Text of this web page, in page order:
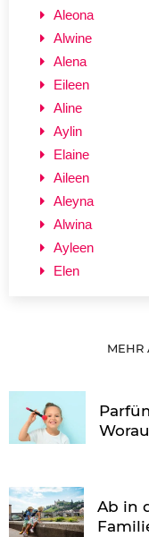
Aleona
Alwine
Alena
Eileen
Aline
Aylin
Elaine
Aileen
Aleyna
Alwina
Ayleen
Elen
MEHR
Ab in